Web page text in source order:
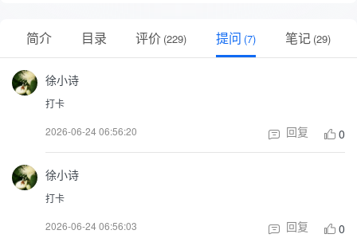
简介 目录 评价 (229) 提问 (7) 笔记 (29)
徐小诗
打卡
2026-06-24 06:56:20 回复 0
徐小诗
打卡
2026-06-24 06:56:03 回复 0